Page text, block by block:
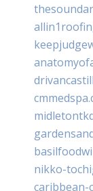
nikko-
caribbean-